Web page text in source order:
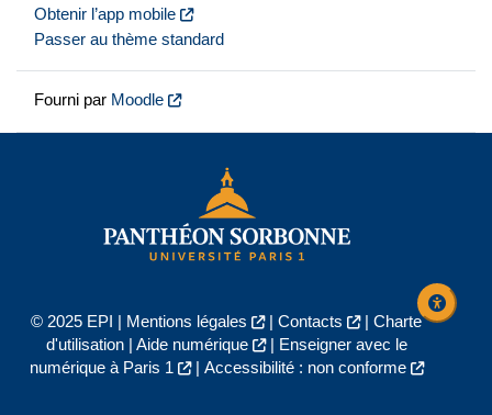
Obtenir l’app mobile
Passer au thème standard
Fourni par Moodle
© 2025 EPI | Mentions légales | Contacts | Charte
d'utilisation| Aide numérique |
Enseigner avec le
numérique à Paris 1
| Accessibilité : non conforme